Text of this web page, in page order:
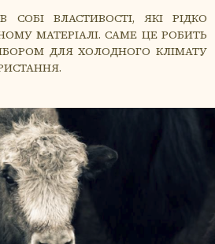
ВЛАСТИВОСТІ, ЯКІ РІДКО
МАТЕРІАЛІ. САМЕ ЦЕ РОБИТЬ
ДЛЯ ХОЛОДНОГО КЛІМАТУ